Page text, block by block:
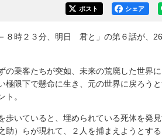
シェア
ポスト
８時２３分、明日 君と」の第６話が、
乗客たちが突如、未来の荒廃した世界
極限下で懸命に生き、元の世界に戻ろう
。
いていると、埋められている死体を発見
）らが現れて、２人を捕まえようとする